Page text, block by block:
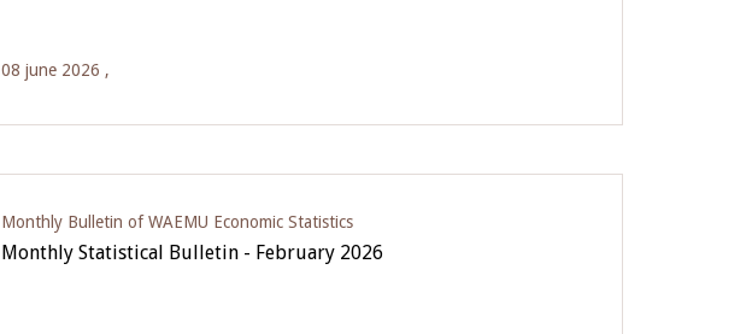
08 june 2026 ,
Monthly Bulletin of WAEMU Economic Statistics
Monthly Statistical Bulletin - February 2026